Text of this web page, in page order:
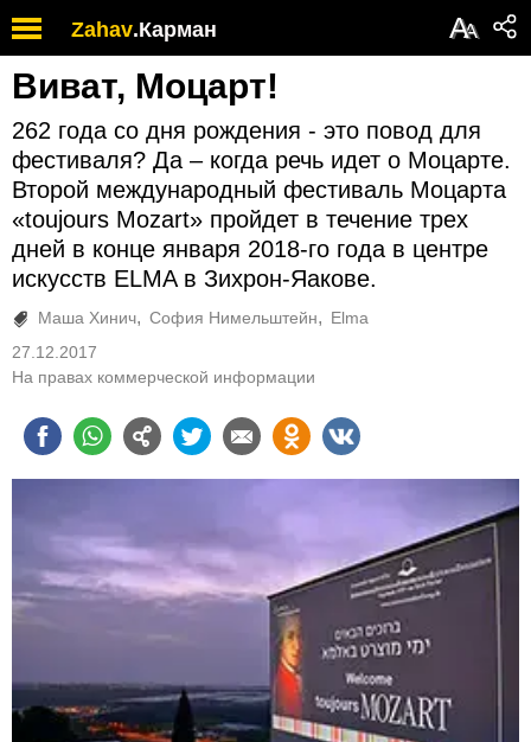
Zahav.Карман АА
Виват, Моцарт!
262 года со дня рождения - это повод для
фестиваля? Да – когда речь идет о Моцарте.
Второй международный фестиваль Моцарта
«toujours Mozart» пройдет в течение трех
дней в конце января 2018-го года в центре
искусств ELMA в Зихрон-Яакове.
Маша Хинич София Нимельштейн
Elma
27.12.2017
На правах коммерческой информации